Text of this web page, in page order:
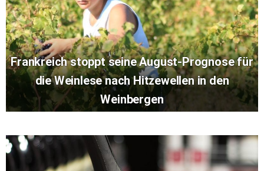
Frankreich stoppt seine August-Prognose für
die Weinlese nach Hitzewellen in den
Weinbergen